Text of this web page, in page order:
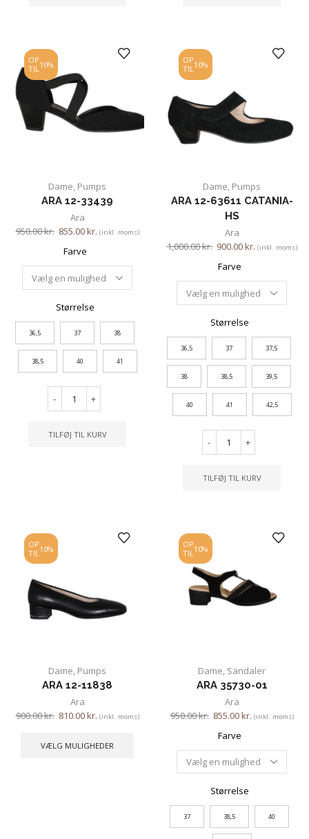
OP
TIL10%
Dame, Pumps
ARA 12-33439
Ara
950.00kr. 855.00kr. (inkl. moms)
Farve
Størrelse
36,5 37 38
38,5 40 41
- +
TILFØJ TIL KURV
OP
TIL10%
Dame, Pumps
ARA 12-63611 CATANIA-
HS
Ara
1,000.00kr. 900.00kr. (inkl. moms)
Farve
Størrelse
36,5 37 37,5
38 38,5 39,5
40 41 42,5
- +
TILFØJ TIL KURV
OP
TIL10%
Dame, Pumps
ARA 12-11838
Ara
900.00kr. 810.00kr. (inkl. moms)
VÆLG MULIGHEDER
OP
TIL10%
Dame, Sandaler
ARA 35730-01
Ara
950.00kr. 855.00kr. (inkl. moms)
Farve
Størrelse
37 38,5 40